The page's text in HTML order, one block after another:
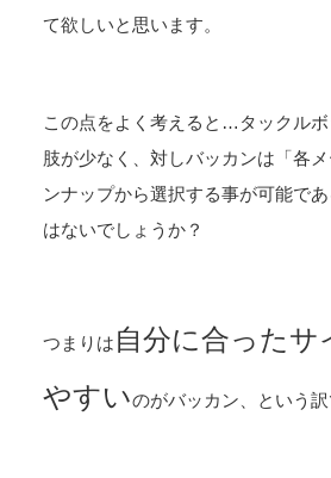
て欲しいと思います。
この点をよく考えると…タックル
肢が少なく、対しバッカンは「各
ンナップから選択する事が可能で
はないでしょうか？
つまりは 自分に合ったサ
やすいのがバッカン、という訳